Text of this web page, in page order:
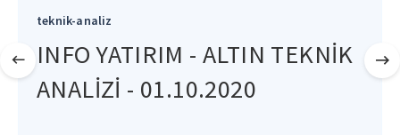
teknik-analiz
INFO YATIRIM - ALTIN TEKNİK
ANALİZİ - 01.10.2020